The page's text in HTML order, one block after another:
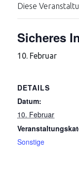
Diese
Sicheres
10. Februar
DETAILS
Datum:
10. Februar
Sonstige